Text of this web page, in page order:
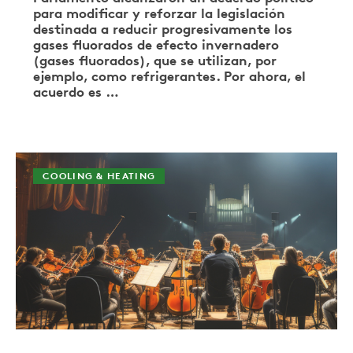
para modificar y reforzar la legislación
destinada a reducir progresivamente los
gases fluorados de efecto invernadero
(gases fluorados), que se utilizan, por
ejemplo, como refrigerantes. Por ahora, el
acuerdo es …
COOLING & HEATING